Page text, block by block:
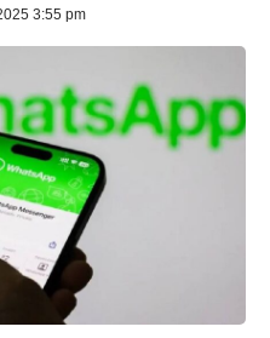
3:55 pm